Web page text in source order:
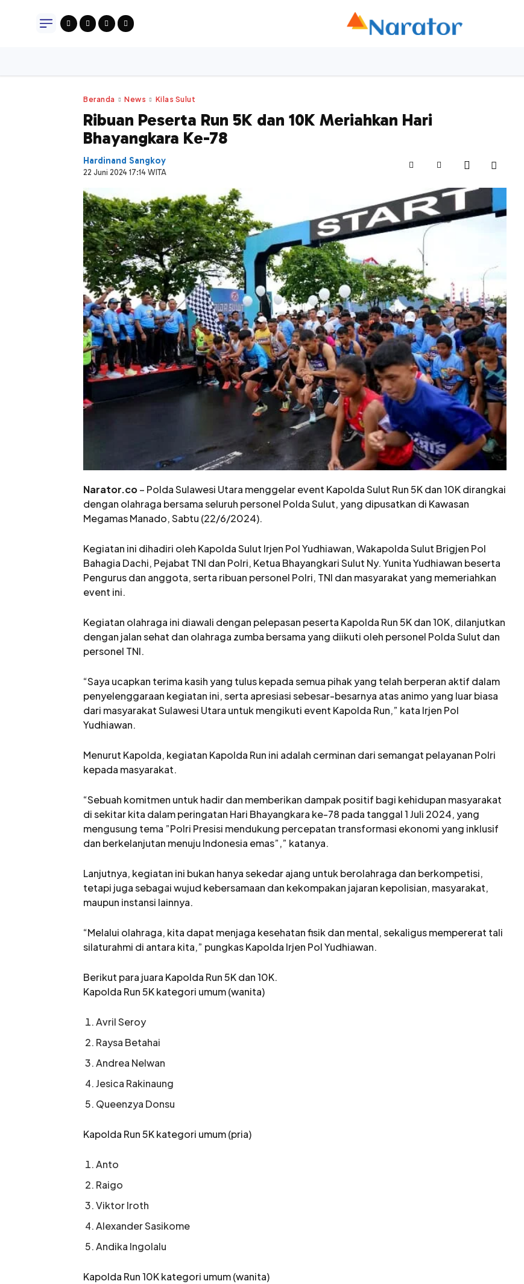
Beranda News Kilas Sulut
Ribuan Peserta Run 5K dan 10K Meriahkan Hari
Bhayangkara Ke-78
Hardinand Sangkoy
22 Juni 2024 17:14 WITA
Narator.co– Polda Sulawesi Utara menggelar event Kapolda Sulut Run 5K dan 10K dirangkai
dengan olahraga bersama seluruh personel Polda Sulut, yang dipusatkan di Kawasan
Megamas Manado, Sabtu (22/6/2024).
Kegiatan ini dihadiri oleh Kapolda Sulut Irjen Pol Yudhiawan, Wakapolda Sulut Brigjen Pol
Bahagia Dachi, Pejabat TNI dan Polri, Ketua Bhayangkari Sulut Ny. Yunita Yudhiawan beserta
Pengurus dan anggota, serta ribuan personel Polri, TNI dan masyarakat yang memeriahkan
event ini.
Kegiatan olahraga ini diawali dengan pelepasan peserta Kapolda Run 5K dan 10K, dilanjutkan
dengan jalan sehat dan olahraga zumba bersama yang diikuti oleh personel Polda Sulut dan
personel TNI.
“Saya ucapkan terima kasih yang tulus kepada semua pihak yang telah berperan aktif dalam
penyelenggaraan kegiatan ini, serta apresiasi sebesar-besarnya atas animo yang luar biasa
dari masyarakat Sulawesi Utara untuk mengikuti event Kapolda Run,” kata Irjen Pol
Yudhiawan.
Menurut Kapolda, kegiatan Kapolda Run ini adalah cerminan dari semangat pelayanan Polri
kepada masyarakat.
“Sebuah komitmen untuk hadir dan memberikan dampak positif bagi kehidupan masyarakat
di sekitar kita dalam peringatan Hari Bhayangkara ke-78 pada tanggal 1 Juli 2024, yang
mengusung tema ”Polri Presisi mendukung percepatan transformasi ekonomi yang inklusif
dan berkelanjutan menuju Indonesia emas”,” katanya.
Lanjutnya, kegiatan ini bukan hanya sekedar ajang untuk berolahraga dan berkompetisi,
tetapi juga sebagai wujud kebersamaan dan kekompakan jajaran kepolisian, masyarakat,
maupun instansi lainnya.
“Melalui olahraga, kita dapat menjaga kesehatan fisik dan mental, sekaligus mempererat tali
silaturahmi di antara kita,” pungkas Kapolda Irjen Pol Yudhiawan.
Berikut para juara Kapolda Run 5K dan 10K.
Kapolda Run 5K kategori umum (wanita)
Avril Seroy
Raysa Betahai
Andrea Nelwan
Jesica Rakinaung
Queenzya Donsu
Kapolda Run 5K kategori umum (pria)
Anto
Raigo
Viktor Iroth
Alexander Sasikome
Andika Ingolalu
Kapolda Run 10K kategori umum (wanita)